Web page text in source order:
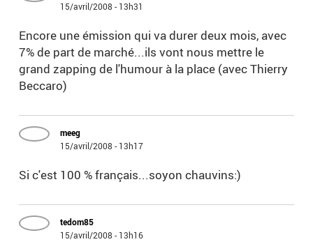
15/avril/2008 - 13h31
Encore une émission qui va durer deux mois, avec
7% de part de marché...ils vont nous mettre le
grand zapping de l'humour à la place (avec Thierry
Beccaro)
meeg
15/avril/2008 - 13h17
Si c'est 100 % français...soyon chauvins:)
tedom85
15/avril/2008 - 13h16